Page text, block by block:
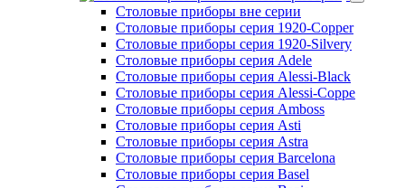
Столовые приборы вне серии
Столовые приборы серия 1920-Copper
Столовые приборы серия 1920-Silvery
Столовые приборы серия Adele
Столовые приборы серия Alessi-Black
Столовые приборы серия Alessi-Coppe
Столовые приборы серия Amboss
Столовые приборы серия Asti
Столовые приборы серия Astra
Столовые приборы серия Barcelona
Столовые приборы серия Basel